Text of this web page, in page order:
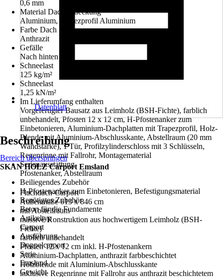
0,6 mm
Material Dacheindeckung
Aluminium, Trapezprofil Aluminium
Farbe Dach
Anthrazit
Gefälle
Nach hinten
Schneelast
125 kg/m²
Schneelast
1,25 kN/m²
Im Lieferumfang enthalten
Vorgefertigter Bausatz aus Leimholz (BSH-Fichte), farblich
unbehandelt, Pfosten 12 x 12 cm, H-Pfostenanker zum
Einbetonieren, Aluminium-Dachplatten mit Trapezprofil, Holz-
Blende mit Aluminium-Abschlusskante, Abstellraum (20 mm
Wandstärke), 1 Tür, Profilzylinderschloss mit 3 Schlüsseln,
Regenrinne mit Fallrohr, Montagematerial
Serienausstattung
Pfostenanker, Abstellraum
Beiliegendes Zubehör
H-Pfostenanker zum Einbetonieren, Befestigungsmaterial
Benötigtes Zubehör
Beton für die Fundamente
Artikeltyp
Carport
Ausführung
Doppelcarport
Serie
Emsland
Gewicht
Datenblatt
Beschreibung
Bereich überspringen
SKAN HOLZ Carport Emsland
Flachdach-Carport
Außenmaße 613 x 846 cm
mit Abstellraum
massive Konstruktion aus hochwertigem Leimholz (BSH-
Fichte)
farblich unbehandelt
Pfosten 12 x 12 cm inkl. H-Pfostenankern
Aluminium-Dachplatten, anthrazit farbbeschichtet
Holzblende mit Aluminium-Abschlusskante
inklusive Regenrinne mit Fallrohr aus anthrazit beschichtetem